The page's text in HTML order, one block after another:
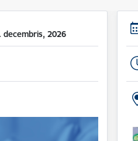
decembris, 2026